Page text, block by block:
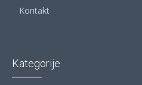
Kontakt
Kategorije